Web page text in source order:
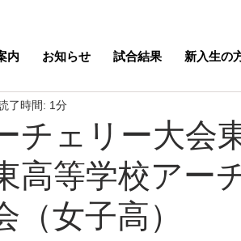
内 お知らせ 試合結果 新入生の
チェリー大会
高等学校アー
女子高）
了時間: 1分